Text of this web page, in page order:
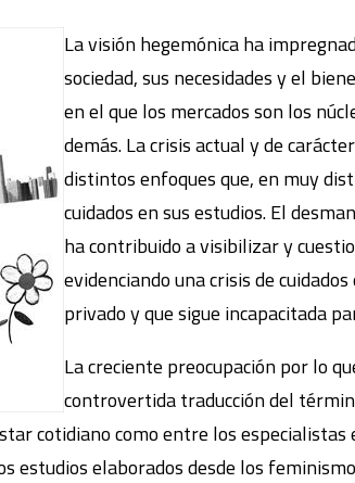
La visión hegemónica ha
sociedad, sus necesidades y el
en el que los mercados son los
demás. La crisis actual y de
distintos enfoques que, en muy
cuidados en sus estudios. El
ha contribuido a visibilizar y
evidenciando una crisis de
privado y que sigue incapacitada
La creciente preocupación por lo
controvertida traducción del
cotidiano como entre los
estudios elaborados desde los